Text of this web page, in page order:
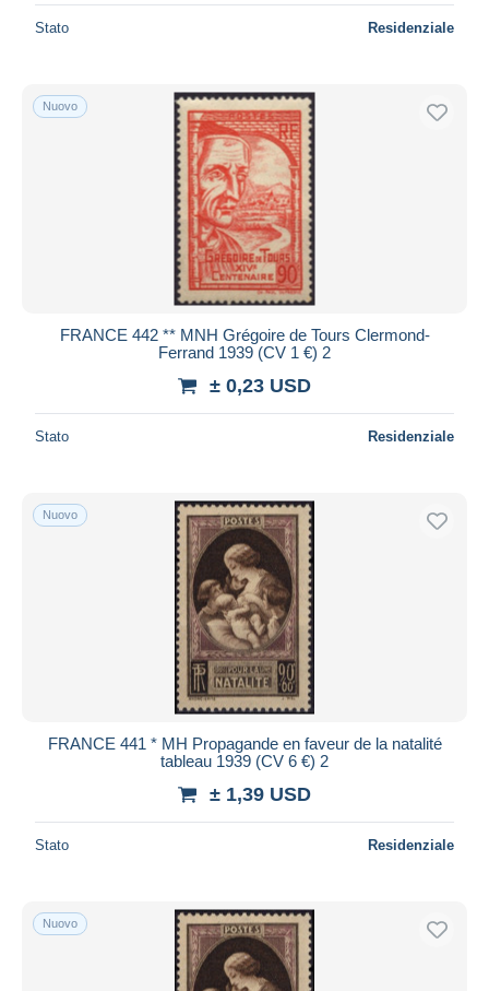
Stato Residenziale
Nuovo
FRANCE 442 ** MNH Grégoire de Tours Clermond-
Ferrand 1939 (CV 1 €) 2
± 0,23 USD
Stato Residenziale
Nuovo
FRANCE 441 * MH Propagande en faveur de la natalité
tableau 1939 (CV 6 €) 2
± 1,39 USD
Stato Residenziale
Nuovo